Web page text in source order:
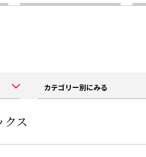
カテゴリー別にみる
クス